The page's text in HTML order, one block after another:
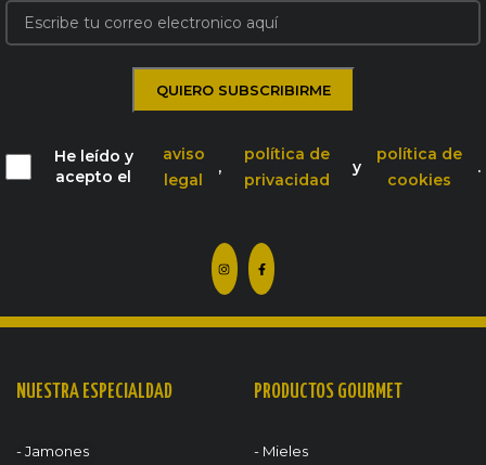
He leído y
acepto el
aviso
legal
,
política de
privacidad
y
política de
cookies
.
NUESTRA ESPECIALDAD
- Jamones
PRODUCTOS GOURMET
- Mieles